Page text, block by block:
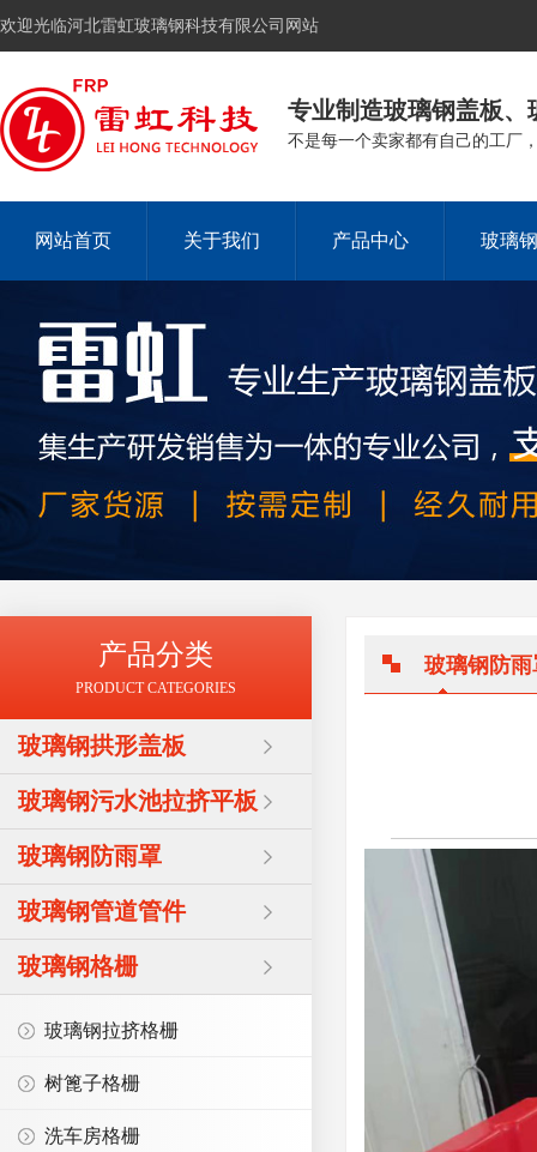
欢迎光临河北雷虹玻璃钢科技有限公司网站
专业制造玻璃钢盖板
不是每一个卖家都有自己的工厂
网站首页 关于我们 产品中心 玻璃
产品分类
PRODUCT CATEGORIES
玻璃钢拱形盖板
玻璃钢污水池拉挤平板
玻璃钢防雨罩
玻璃钢管道管件
玻璃钢格栅
玻璃钢拉挤格栅
树篦子格栅
洗车房格栅
玻璃钢防雨